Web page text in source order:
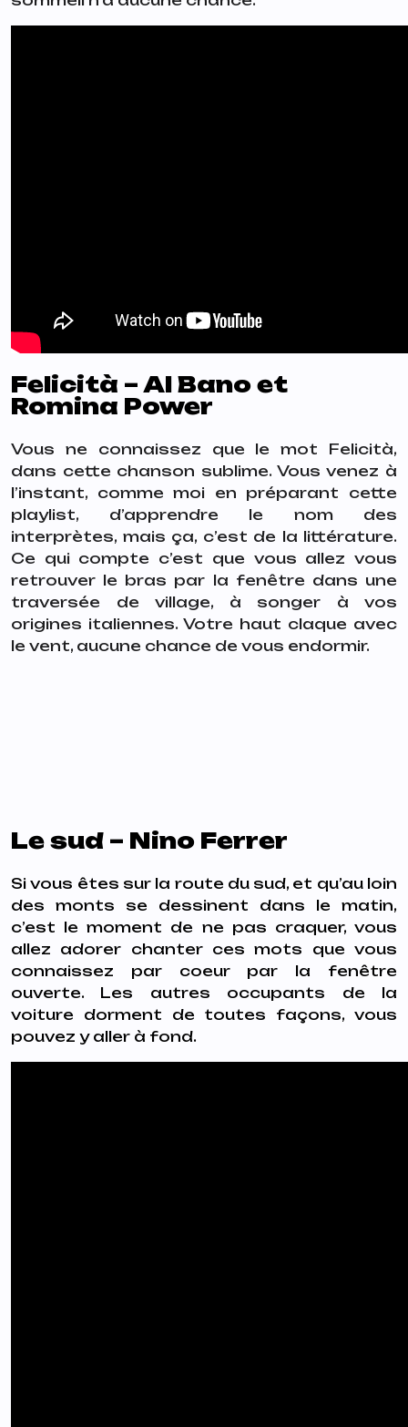
Felicità – Al Bano et
Romina Power
Vous ne connaissez que le mot Felicità,
dans cette chanson sublime. Vous venez à
l’instant, comme moi en préparant cette
playlist, d’apprendre le nom des
interprètes, mais ça, c’est de la littérature.
Ce qui compte c’est que vous allez vous
retrouver le bras par la fenêtre dans une
traversée de village, à songer à vos
origines italiennes. Votre haut claque avec
le vent, aucune chance de vous endormir.
Le sud – Nino Ferrer
Si vous êtes sur la route du sud, et qu’au loin
des monts se dessinent dans le matin,
c’est le moment de ne pas craquer, vous
allez adorer chanter ces mots que vous
connaissez par coeur par la fenêtre
ouverte. Les autres occupants de la
voiture dorment de toutes façons, vous
pouvez y aller à fond.